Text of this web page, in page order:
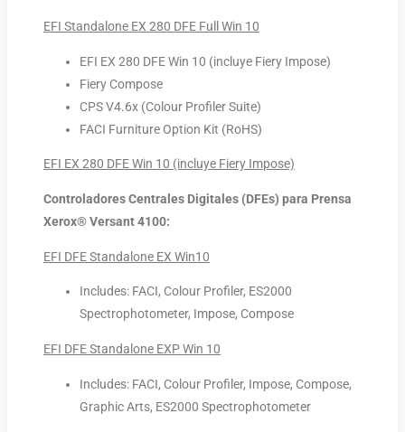
EFI Standalone EX 280 DFE Full Win 10
EFI EX 280 DFE Win 10 (incluye Fiery Impose)
Fiery Compose
CPS V4.6x (Colour Profiler Suite)
FACI Furniture Option Kit (RoHS)
EFI EX 280 DFE Win 10 (incluye Fiery Impose)
Controladores Centrales Digitales (DFEs) para Prensa
Xerox® Versant 4100:
EFI DFE Standalone EX Win10
Includes: FACI, Colour Profiler, ES2000
Spectrophotometer, Impose, Compose
EFI DFE Standalone EXP Win 10
Includes: FACI, Colour Profiler, Impose, Compose,
Graphic Arts, ES2000 Spectrophotometer